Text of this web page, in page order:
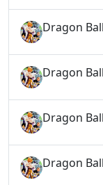
Dragon
Dragon
Dragon
Dragon